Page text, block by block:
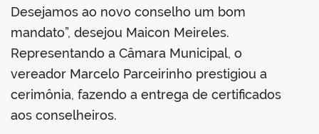
Desejamos ao novo conselho um bom
mandato”, desejou Maicon Meireles.
Representando a Câmara Municipal, o
vereador Marcelo Parceirinho prestigiou a
cerimônia, fazendo a entrega de certificados
aos conselheiros.